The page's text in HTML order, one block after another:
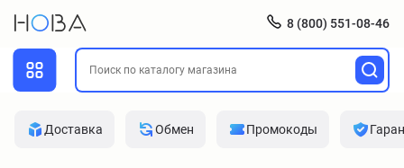
8 (800) 551-08-46
Доставка Обмен Промокоды